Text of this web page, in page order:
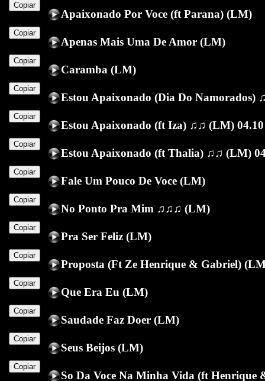
Apaixonado Por Voce (ft Parana) (LM)
Copiar
Apenas Mais Uma De Amor (LM)
Copiar
Caramba (LM)
Copiar
Estou Apaixonado (Dia Do Namorados)
Copiar
Estou Apaixonado (ft Iza) ♫♫ (LM) 04.10
Copiar
Estou Apaixonado (ft Thalia) ♫♫ (LM)
Copiar
Fale Um Pouco De Voce (LM)
Copiar
No Ponto Pra Mim ♫♫♫ (LM)
Copiar
Pra Ser Feliz (LM)
Copiar
Proposta (Ft Ze Henrique & Gabriel)
Copiar
Que Era Eu (LM)
Copiar
Saudade Faz Doer (LM)
Copiar
Seus Beijos (LM)
Copiar
So Da Voce Na Minha Vida (ft Henrique
Copiar